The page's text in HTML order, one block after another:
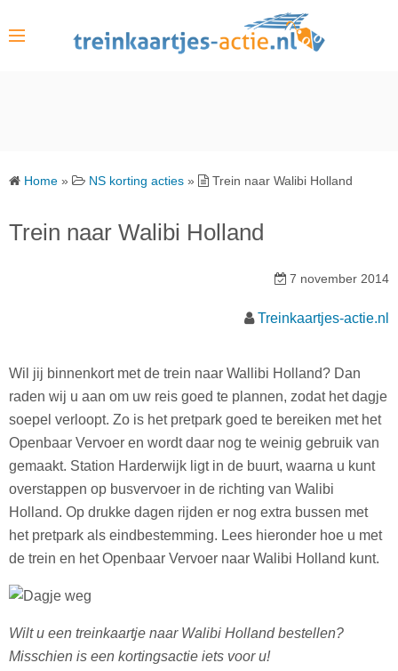
Home » NS korting acties » Trein naar Walibi Holland
Trein naar Walibi Holland
7 november 2014
Treinkaartjes-actie.nl
Wil jij binnenkort met de trein naar Wallibi Holland? Dan
raden wij u aan om uw reis goed te plannen, zodat het dagje
soepel verloopt. Zo is het pretpark goed te bereiken met het
Openbaar Vervoer en wordt daar nog te weinig gebruik van
gemaakt. Station Harderwijk ligt in de buurt, waarna u kunt
overstappen op busvervoer in de richting van Walibi
Holland. Op drukke dagen rijden er nog extra bussen met
het pretpark als eindbestemming. Lees hieronder hoe u met
de trein en het Openbaar Vervoer naar Walibi Holland kunt.
Wilt u een treinkaartje naar Walibi Holland bestellen?
Misschien is een kortingsactie iets voor u!